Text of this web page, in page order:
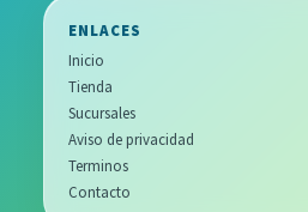
ENLACES
Inicio
Tienda
Sucursales
Aviso de privacidad
Terminos
Contacto